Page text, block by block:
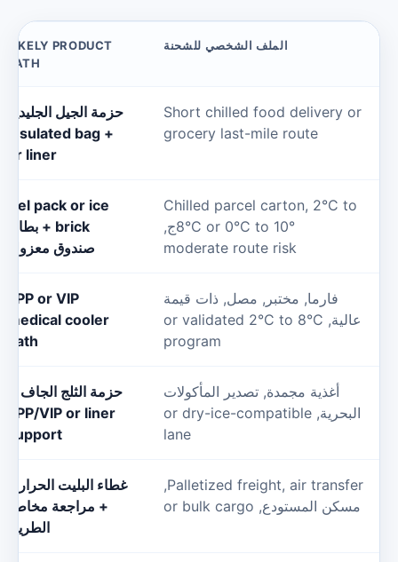
الملف الشخصي للشحنة
LIKELY PRODUCT
Short chilled food delivery
grocery last-mile route
حزمة الجيل الجليدية
insulated bag
or liner
Chilled parcel carton , 2°
8 °C or 0 °C to 10
moderate route risk
Gel pack or ice
+ بطانة
صندوق معزولة
فارما, مختبر, مصل, ذات قيمة
or validated 2 °C to 8°C
program
EPP or VIP
medical cooler
أغذية مجمدة, تصدير المأكولات
البحرية,or dry-ice-compatible
حزمة الثلج الجاف +
EPP/VIP or liner
support
Palletized freight,air
,
مسكن المستودع,or bulk cargo
غطاء البليت الحراري
+ مراجعة مخاطر
الطريق